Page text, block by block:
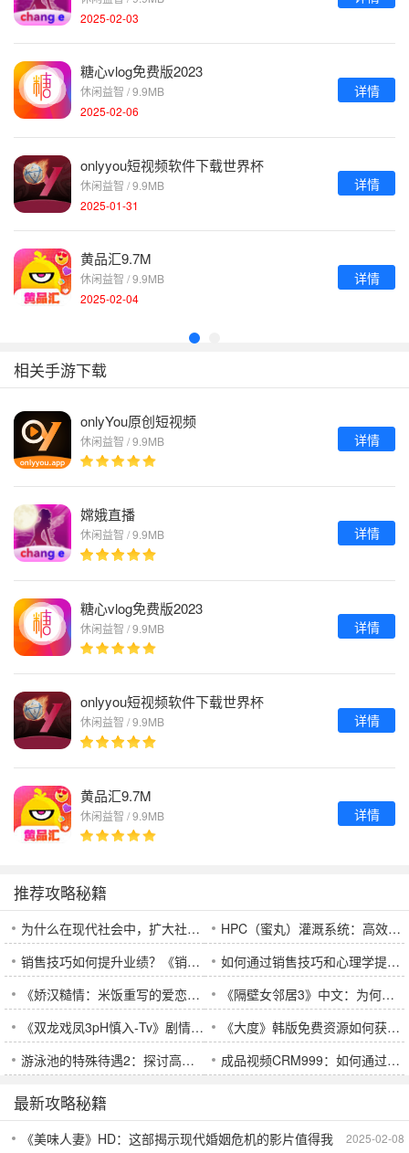
2025-02-03
糖心vlog免费版2023
休闲益智 / 9.9MB
2025-02-06
详情
onlyyou短视频软件下载世界杯
休闲益智 / 9.9MB
2025-01-31
详情
黄品汇9.7M
休闲益智 / 9.9MB
2025-02-04
详情
相关手游下载
onlyYou原创短视频
休闲益智 / 9.9MB 详情
嫦娥直播
休闲益智 / 9.9MB 详情
糖心vlog免费版2023
休闲益智 / 9.9MB 详情
onlyyou短视频软件下载世界杯
休闲益智 / 9.9MB 详情
黄品汇9.7M
休闲益智 / 9.9MB 详情
推荐攻略秘籍
为什么在现代社会中，扩大社交圈子至关重要？你真的了解如何平衡社交与个人生活吗？
HPC（蜜丸）灌溉系统：高效节水、智能化精准灌溉助力现代农业
销售技巧如何提升业绩？《销售的销售秘密3hd中字》解密客户需求与销售心理
如何通过销售技巧和心理学提高成交率？从《销售的销售秘密3HD中字》学到的实用方法
《娇汉糙情：米饭重写的爱恋故事》——究竟如何将娇荷与糙汉的爱情写得如诗如画？
《隔壁女邻居3》中文：为何该影片能引发观众深刻思考与情感共鸣？
《双龙戏凤3pH慎入-Tv》剧情复杂，是否值得观众一看？适合哪些类型的观众观看？
《大度》韩版免费资源如何获取？深度解析免费观看的优势与挑战
游泳池的特殊待遇2：探讨高端泳池服务与设施的优势与发展趋势
成品视频CRM999：如何通过数字化管理提升视频制作效率？
最新攻略秘籍
《美味人妻》HD：这部揭示现代婚姻危机的影片值得我 2025-02-08